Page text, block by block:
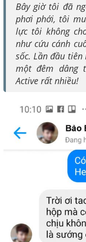
Bây giờ tôi đã
phơi phới, tôi
lực tôi không
như cứu cánh
sốc. Lần đầu
một đêm dâng
Active rất nhiều!